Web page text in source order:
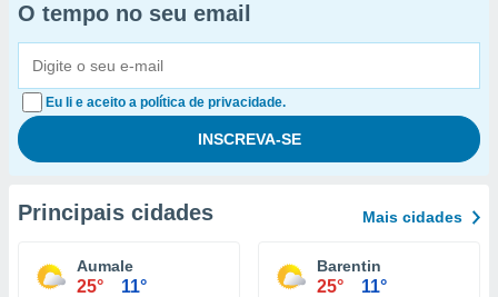
O tempo no seu email
Eu li e aceito a política de privacidade.
Principais cidades Mais cidades
Aumale
25° 11°
Barentin
25° 11°